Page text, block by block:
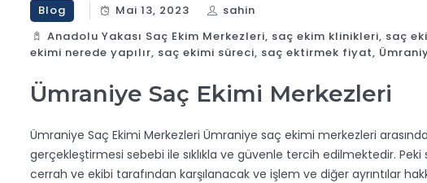
Blog Mai 13, 2023
sahin
Anadolu Yakası Saç Ekim Merkezleri, saç ekim klinikleri, saç
ekimi nerede yapılır, saç ekimi süreci, saç ektirmek fiyat,
Ümraniye Saç Ekimi Merkezleri
Ümraniye Saç Ekimi Merkezleri Ümraniye saç ekimi merkezleri
gerçekleştirmesi sebebi ile sıklıkla ve güvenle tercih edilmektedir. Peki
cerrah ve ekibi tarafından karşılanacak ve işlem ve diğer ayrıntılar